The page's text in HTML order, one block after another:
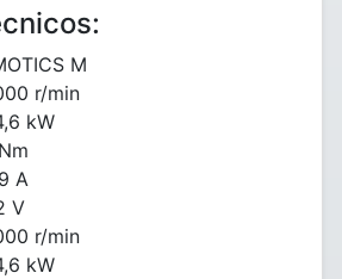
M
r/min
kW
A
V
r/min
kW